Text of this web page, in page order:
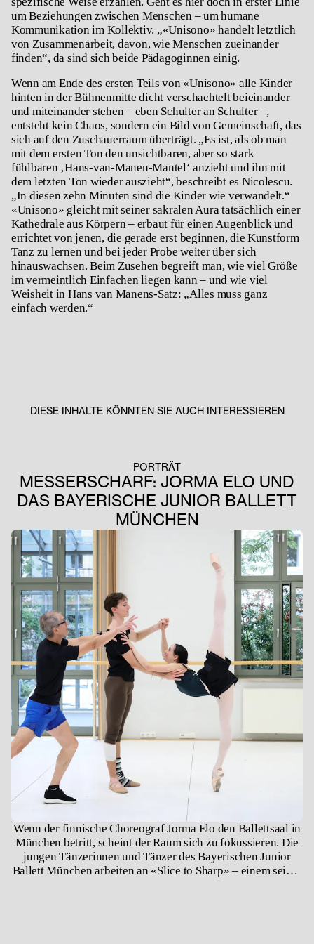
um Beziehungen zwischen Menschen – um humane
Kommunikation im Kollektiv. „«Unisono» handelt letztlich
von Zusammenarbeit, davon, wie Menschen zueinander
finden“, da sind sich beide Pädagoginnen einig.
Wenn am Ende des ersten Teils von «Unisono» alle Kinder
hinten in der Bühnenmitte dicht verschachtelt beieinander
und miteinander stehen – eben Schulter an Schulter –,
entsteht kein Chaos, sondern ein Bild von Gemeinschaft, das
sich auf den Zuschauerraum überträgt. „Es ist, als ob man
mit dem ersten Ton den unsichtbaren, aber so stark
fühlbaren ‚Hans-van-Manen-Mantel‘ anzieht und ihn mit
dem letzten Ton wieder auszieht“, beschreibt es Nicolescu.
„In diesen zehn Minuten sind die Kinder wie verwandelt.“
«Unisono» gleicht mit seiner sakralen Aura tatsächlich einer
Kathedrale aus Körpern – erbaut für einen Augenblick und
errichtet von jenen, die gerade erst beginnen, die Kunstform
Tanz zu lernen und bei jeder Probe weiter über sich
hinauswachsen. Beim Zusehen begreift man, wie viel Größe
im vermeintlich Einfachen liegen kann – und wie viel
Weisheit in Hans van Manens-Satz: „Alles muss ganz
einfach werden.“
DIESE INHALTE KÖNNTEN SIE AUCH INTERESSIEREN
PORTRÄT
MESSERSCHARF: JORMA ELO UND
DAS BAYERISCHE JUNIOR BALLETT
MÜNCHEN
Wenn der finnische Choreograf Jorma Elo den Ballettsaal in
München betritt, scheint der Raum sich zu fokussieren. Die
jungen Tänzerinnen und Tänzer des Bayerischen Junior
Ballett München arbeiten an «Slice to Sharp» – einem seiner